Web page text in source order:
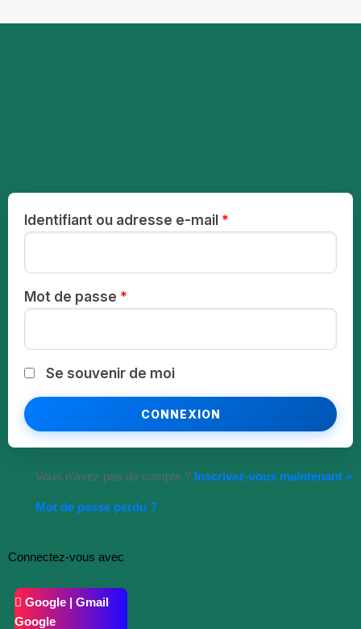
Identifiant ou adresse e-mail *
Mot de passe *
Se souvenir de moi
Vous n’avez pas de compte ? Inscrivez-vous maintenant »
Mot de passe perdu ?
Connectez-vous avec
Google | Gmail
Google